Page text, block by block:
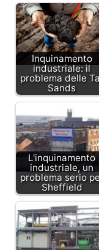
Inquinamento
industriale: il
problema delle
Sands
L'inquinamento
industriale, un
problema serio
Sheffield